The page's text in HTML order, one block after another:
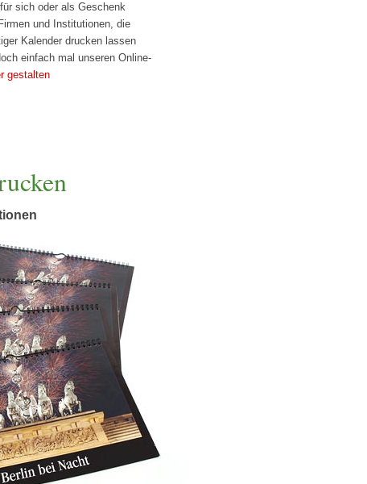
sich oder als Geschenk
und Institutionen, die
Kalender drucken lassen
einfach mal unseren Online-
gestalten